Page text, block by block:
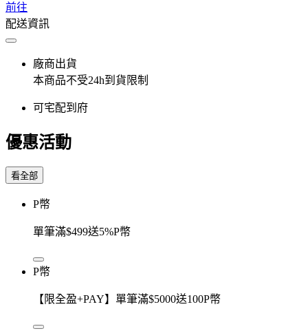
前往
配送資訊
廠商出貨
本商品不受24h到貨限制
可宅配到府
優惠活動
看全部
P幣
單筆滿$499送5%P幣
P幣
【限全盈+PAY】單筆滿$5000送100P幣